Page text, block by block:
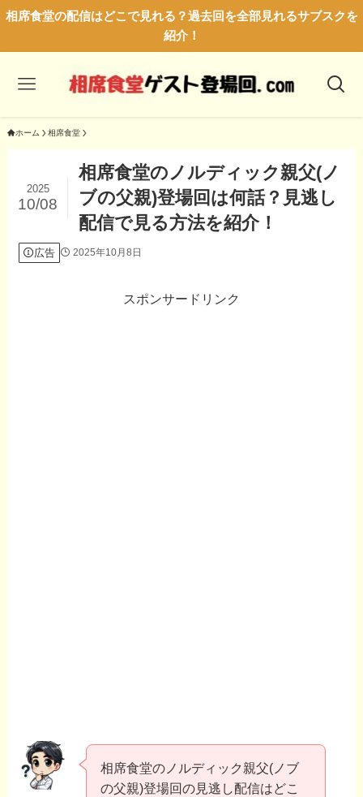
相席食堂の配信はどこで見れる？過去回を全部見れるサブスクを
紹介！
ホーム 相席食堂
相席食堂のノルディック親父(ノ
ブの父親)登場回は何話？見逃し
配信で見る方法を紹介！
2025
10/08
広告 2025年10月8日
スポンサードリンク
相席食堂のノルディック親父(ノブ
の父親)登場回の見逃し配信はどこ